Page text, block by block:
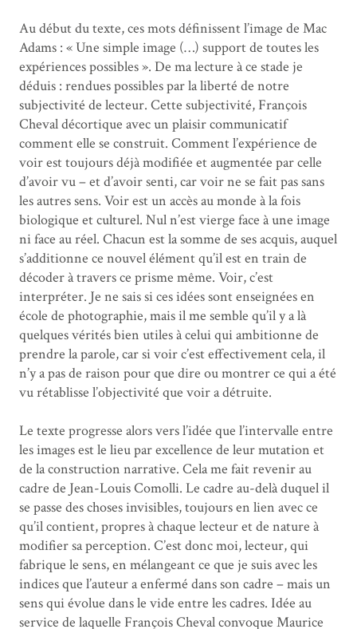
Au début du texte, ces mots définissent l’image de Mac
Adams : « Une simple image (…) support de toutes les
expériences possibles ». De ma lecture à ce stade je
déduis : rendues possibles par la liberté de notre
subjectivité de lecteur. Cette subjectivité, François
Cheval décortique avec un plaisir communicatif
comment elle se construit. Comment l’expérience de
voir est toujours déjà modifiée et augmentée par celle
d’avoir vu – et d’avoir senti, car voir ne se fait pas sans
les autres sens. Voir est un accès au monde à la fois
biologique et culturel. Nul n’est vierge face à une image
ni face au réel. Chacun est la somme de ses acquis, auquel
s’additionne ce nouvel élément qu’il est en train de
décoder à travers ce prisme même. Voir, c’est
interpréter. Je ne sais si ces idées sont enseignées en
école de photographie, mais il me semble qu’il y a là
quelques vérités bien utiles à celui qui ambitionne de
prendre la parole, car si voir c’est effectivement cela, il
n’y a pas de raison pour que dire ou montrer ce qui a été
vu rétablisse l’objectivité que voir a détruite.
Le texte progresse alors vers l’idée que l’intervalle entre
les images est le lieu par excellence de leur mutation et
de la construction narrative. Cela me fait revenir au
cadre de Jean-Louis Comolli. Le cadre au-delà duquel il
se passe des choses invisibles, toujours en lien avec ce
qu’il contient, propres à chaque lecteur et de nature à
modifier sa perception. C’est donc moi, lecteur, qui
fabrique le sens, en mélangeant ce que je suis avec les
indices que l’auteur a enfermé dans son cadre – mais un
sens qui évolue dans le vide entre les cadres. Idée au
service de laquelle François Cheval convoque Maurice